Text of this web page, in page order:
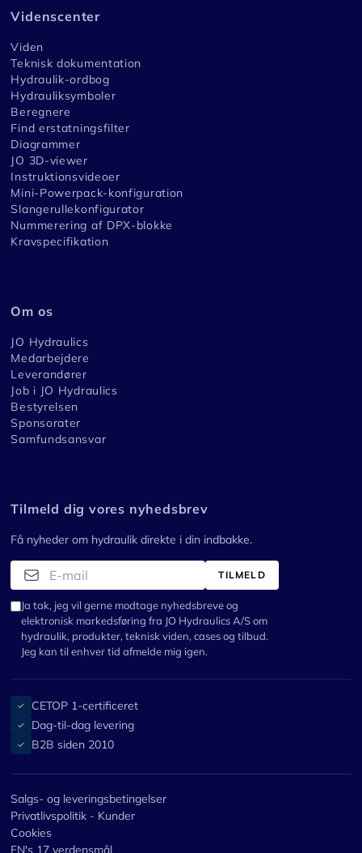
Videnscenter
Viden
Teknisk dokumentation
Hydraulik-ordbog
Hydrauliksymboler
Beregnere
Find erstatningsfilter
Diagrammer
JO 3D-viewer
Instruktionsvideoer
Mini-Powerpack-konfiguration
Slangerullekonfigurator
Nummerering af DPX-blokke
Kravspecifikation
Om os
JO Hydraulics
Medarbejdere
Leverandører
Job i JO Hydraulics
Bestyrelsen
Sponsorater
Samfundsansvar
Tilmeld dig vores nyhedsbrev
Få nyheder om hydraulik direkte i din indbakke.
TILMELD
Ja tak, jeg vil gerne modtage nyhedsbreve og
elektronisk markedsføring fra JO Hydraulics A/S om
hydraulik, produkter, teknisk viden, cases og tilbud.
Jeg kan til enhver tid afmelde mig igen.
✓ CETOP 1-certificeret
✓ Dag-til-dag levering
✓ B2B siden 2010
Salgs- og leveringsbetingelser
Privatlivspolitik - Kunder
Cookies
FN's 17 verdensmål